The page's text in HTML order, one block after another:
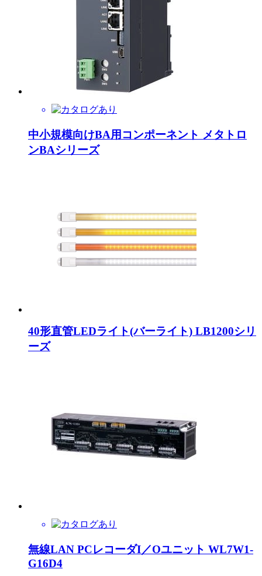
中小規模向けBA用コンポーネント メタトロ
ンBAシリーズ
40形直管LEDライト(バーライト) LB1200シリ
ーズ
無線LAN PCレコーダI／Oユニット WL7W1-
G16D4